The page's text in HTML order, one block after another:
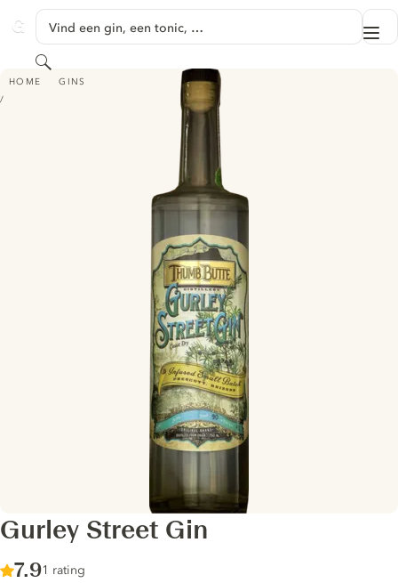
GINVENTORY
Vind een gin, een tonic, …
Zoeken
HOME GINS
GURLEY STREET GIN
Gurley Street Gin
Score :
7.9/ 10
1 rating